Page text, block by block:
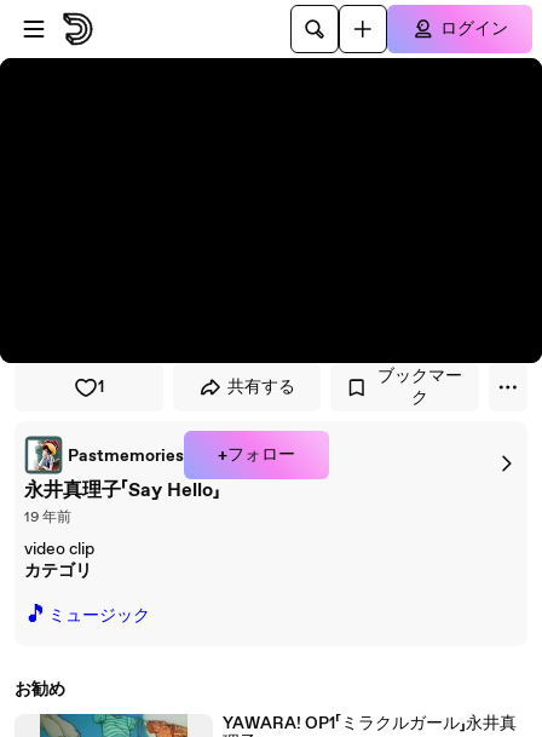
プレイヤーにスキップ
メインコンテンツにスキップ
ログイン
1 共有する
ブックマー
ク
Pastmemories +フォロー
永井真理子「Say Hello」
19 年前
video clip
カテゴリ
🎵 ミュージック
お勧め
YAWARA! OP1「ミラクルガール」永井真